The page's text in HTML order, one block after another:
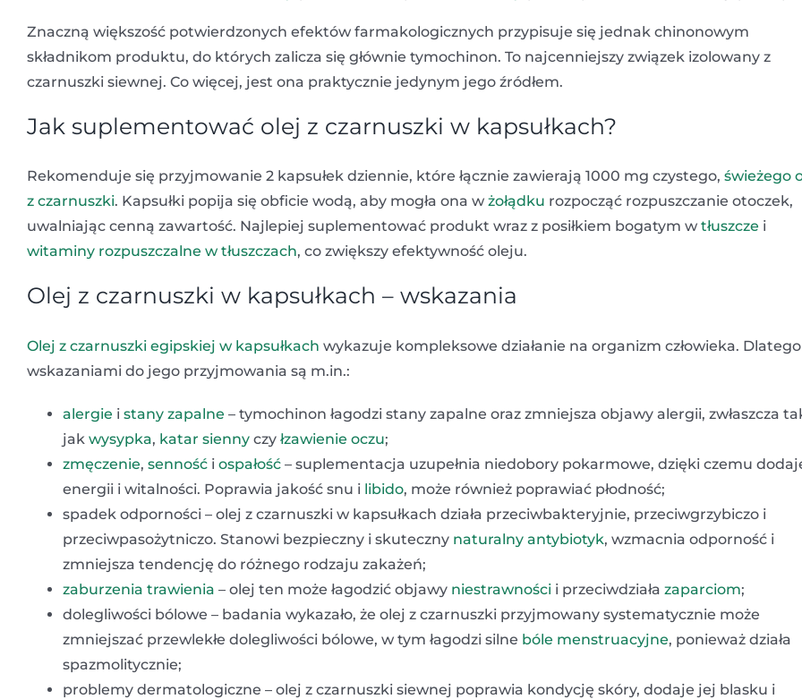
Znaczną większość potwierdzonych efektów farmakologicznych przypisuje się jednak chinonowym
składnikom produktu, do których zalicza się głównie tymochinon. To najcenniejszy związek izolowany z
czarnuszki siewnej. Co więcej, jest ona praktycznie jedynym jego źródłem.
Jak suplementować olej z czarnuszki w kapsułkach?
Rekomenduje się przyjmowanie 2 kapsułek dziennie, które łącznie zawierają 1000 mg czystego, świeżego
z czarnuszki. Kapsułki popija się obficie wodą, aby mogła ona w żołądku rozpocząć rozpuszczanie otoczek,
uwalniając cenną zawartość. Najlepiej suplementować produkt wraz z posiłkiem bogatym w tłuszcze i
witaminy rozpuszczalne w tłuszczach, co zwiększy efektywność oleju.
Olej z czarnuszki w kapsułkach – wskazania
Olej z czarnuszki egipskiej w kapsułkach wykazuje kompleksowe działanie na organizm człowieka. Dlatego
wskazaniami do jego przyjmowania są m.in.:
alergie i stany zapalne – tymochinon łagodzi stany zapalne oraz zmniejsza objawy alergii, zwłaszcza
jak wysypka, katar sienny czy łzawienie oczu;
zmęczenie, senność i ospałość – suplementacja uzupełnia niedobory pokarmowe, dzięki czemu
energii i witalności. Poprawia jakość snu i libido, może również poprawiać płodność;
spadek odporności – olej z czarnuszki w kapsułkach działa przeciwbakteryjnie, przeciwgrzybiczo i
przeciwpasożytniczo. Stanowi bezpieczny i skuteczny naturalny antybiotyk, wzmacnia odporność i
zmniejsza tendencję do różnego rodzaju zakażeń;
zaburzenia trawienia – olej ten może łagodzić objawy niestrawności i przeciwdziała zaparciom;
dolegliwości bólowe – badania wykazało, że olej z czarnuszki przyjmowany systematycznie może
zmniejszać przewlekłe dolegliwości bólowe, w tym łagodzi silne bóle menstruacyjne, ponieważ działa
spazmolitycznie;
problemy dermatologiczne – olej z czarnuszki siewnej poprawia kondycję skóry, dodaje jej blasku i